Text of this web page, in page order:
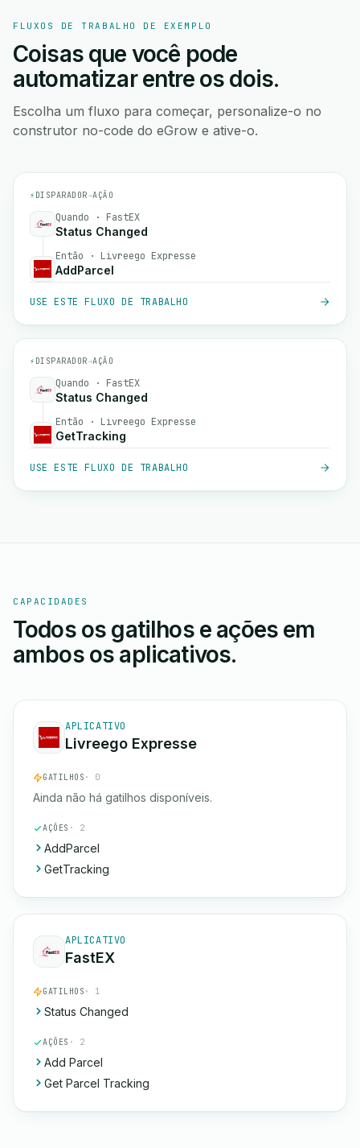
FLUXOS DE TRABALHO DE EXEMPLO
Coisas que você pode
automatizar entre os dois.
Escolha um fluxo para começar, personalize-o no
construtor no-code do eGrow e ative-o.
⚡ DISPARADOR→AÇÃO
Quando · FastEX
Status Changed
Então · Livreego Expresse
AddParcel
USE ESTE FLUXO DE TRABALHO
⚡ DISPARADOR→AÇÃO
Quando · FastEX
Status Changed
Então · Livreego Expresse
GetTracking
USE ESTE FLUXO DE TRABALHO
CAPACIDADES
Todos os gatilhos e ações em
ambos os aplicativos.
APLICATIVO
Livreego Expresse
GATILHOS · 0
Ainda não há gatilhos disponíveis.
AÇÕES · 2
AddParcel
GetTracking
APLICATIVO
FastEX
GATILHOS · 1
Status Changed
AÇÕES · 2
Add Parcel
Get Parcel Tracking